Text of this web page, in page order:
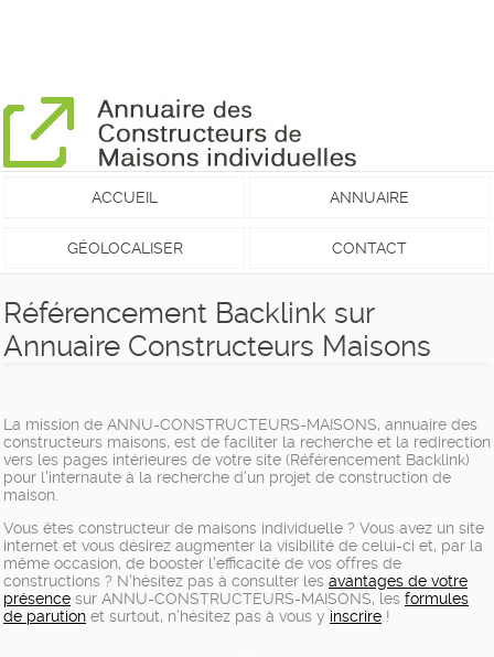
ACCUEIL ANNUAIRE
GÉOLOCALISER CONTACT
Référencement Backlink sur
Annuaire Constructeurs Maisons
La mission de ANNU-CONSTRUCTEURS-MAISONS, annuaire des
constructeurs maisons, est de faciliter la recherche et la redirection
vers les pages intérieures de votre site (Référencement Backlink)
pour l'internaute à la recherche d'un projet de construction de
maison.
Vous êtes constructeur de maisons individuelle ? Vous avez un site
internet et vous désirez augmenter la visibilité de celui-ci et, par la
même occasion, de booster l'efficacité de vos offres de
constructions ? N'hésitez pas à consulter les avantages de votre
présence sur ANNU-CONSTRUCTEURS-MAISONS, les formules
de parution et surtout, n'hésitez pas à vous y inscrire !